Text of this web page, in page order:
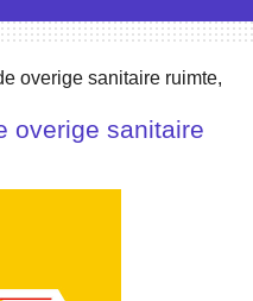
overige sanitaire ruimte,
overige sanitaire